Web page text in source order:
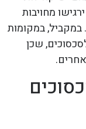
מחויבות
במקומות
שכן